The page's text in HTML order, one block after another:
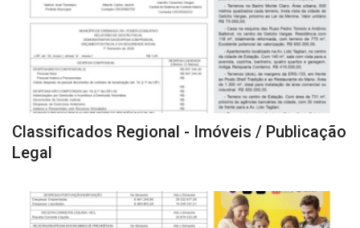
Classificados Regional - Imóveis / Publicação
Legal